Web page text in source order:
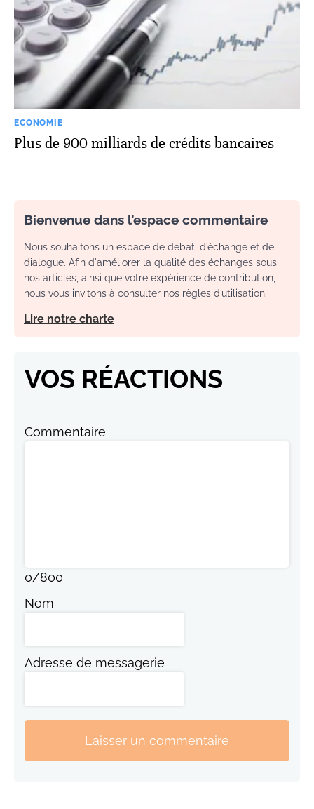
ECONOMIE
Plus de 900 milliards de crédits bancaires
Bienvenue dans l’espace commentaire
Nous souhaitons un espace de débat, d’échange et de
dialogue. Afin d'améliorer la qualité des échanges sous
nos articles, ainsi que votre expérience de contribution,
nous vous invitons à consulter nos règles d’utilisation.
Lire notre charte
VOS RÉACTIONS
Commentaire
0/800
Nom
Adresse de messagerie
Laisser un commentaire